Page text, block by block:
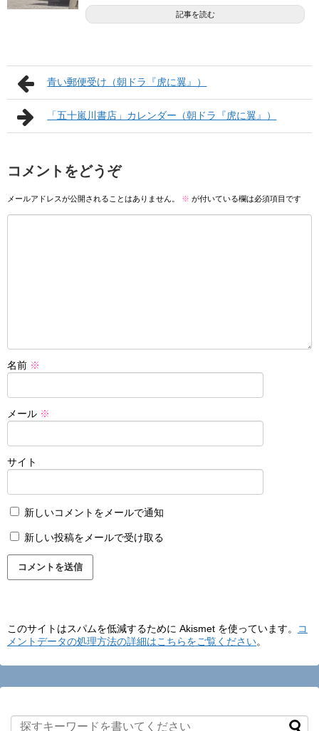
記事を読む
青い郵便受け（朝ドラ『虎に翼』）
「五十嵐川書店」カレンダー（朝ドラ『虎に翼』）
コメントをどうぞ
メールアドレスが公開されることはありません。 ※ が付いている欄は必須項目です
名前 ※
メール ※
サイト
新しいコメントをメールで通知
新しい投稿をメールで受け取る
このサイトはスパムを低減するために Akismet を使っています。
コ
メントデータの処理方法の詳細はこちらをご覧ください。